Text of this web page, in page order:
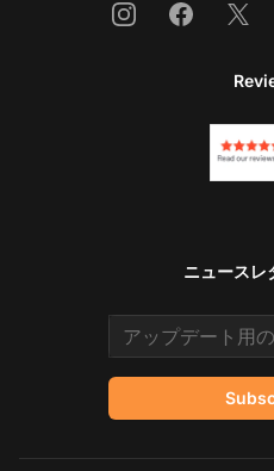
InstagramFacebook
X
ニュースレ
Email address